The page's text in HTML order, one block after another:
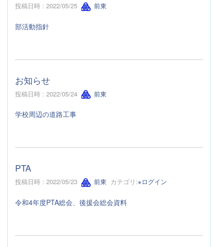
投稿日時 : 2022/05/25 前東
部活動指針
お知らせ
投稿日時 : 2022/05/24 前東
学校周辺の道路工事
PTA
投稿日時 : 2022/05/23 前東 カテゴリ:※ログイン
令和4年度PTA総会、後援会総会資料